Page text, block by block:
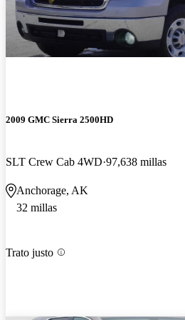
2009 GMC Sierra 2500HD
SLT Crew Cab 4WD 97,638 millas
Anchorage, AK
32 millas
Trato justo